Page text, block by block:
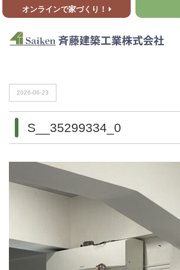
オンラインで家づくり！
HOME>S__35299334_0
2026-06-23
S__35299334_0